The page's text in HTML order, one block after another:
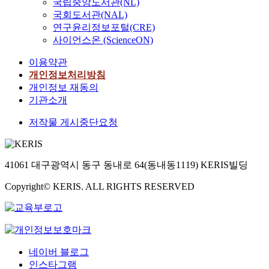
국립중앙도서관(NL)
국회도서관(NAL)
연구윤리정보포털(CRE)
사이언스온 (ScienceON)
이용약관
개인정보처리방침
개인정보 재동의
기관소개
저작물 게시중단요청
41061 대구광역시 동구 동내로 64(동내동1119) KERIS빌딩
Copyright© KERIS. ALL RIGHTS RESERVED
네이버 블로그
인스타그램